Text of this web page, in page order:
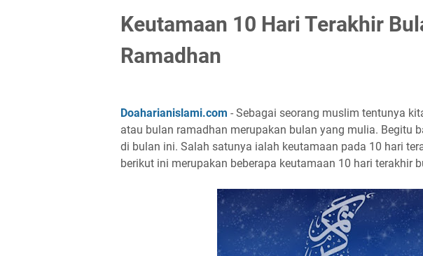
Keutamaan 10 Hari Terakhir
Ramadhan
Doaharianislami.com - Sebagai seorang muslim tentunya
atau bulan ramadhan merupakan bulan yang mulia. Begitu
di bulan ini. Salah satunya ialah keutamaan pada 10 hari
berikut ini merupakan beberapa keutamaan 10 hari terakhir